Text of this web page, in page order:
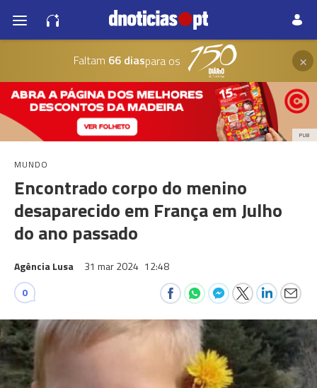
Faltam 66 diaspara os ×
PUB
MUNDO
Encontrado corpo do menino
desaparecido em França em Julho
do ano passado
Agência Lusa 31 mar 2024 12:48
0